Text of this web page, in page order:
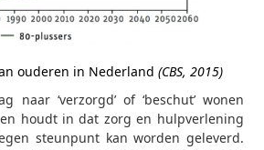
ouderen in Nederland (CBS, 2015)
naar ‘verzorgd’ of ‘beschut’ wonen
houdt in dat zorg­ en hulpverlening
steunpunt kan worden geleverd.